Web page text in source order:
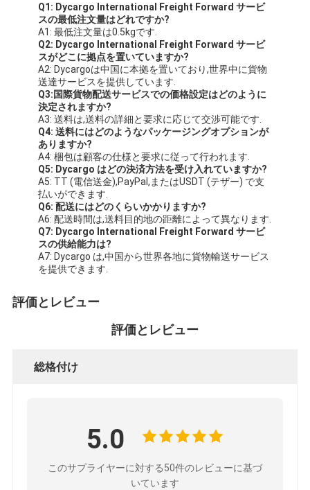
Q1: Dycargo International Freight Forward サービ
スの最低注文量はどれですか?
A1: 最低注文量は0.5kgです.
Q2: Dycargo International Freight Forward サービ
スがどこに拠点を置いていますか?
A2: Dycargoは中国に本拠を置いており,世界中に貨物
送達サービスを提供しています.
Q3:国際貨物配送サービスでの価格設定はどのように
決定されますか?
A3: 送料は,送料の詳細と要求に応じて交渉可能です.
Q4: 送料にはどのようなパッケージングオプションが
ありますか?
A4: 梱包は顧客の仕様と要求に従って行われます.
Q5: Dycargo はどの決済方法を受け入れていますか?
A5: TT (電信送金),PayPal,またはUSDT (テザー) で支
払いができます.
Q6: 配送にはどのくらいかかりますか?
A6: 配送時間は,送料目的地の距離によって異なります.
Q7: Dycargo International Freight Forward サービ
スの供給能力は?
A7: Dycargo は,中国から世界各地に貨物輸送サービス
を提供できます.
評価とレビュー
評価とレビュー
総格付け
5.0
このサプライヤーに対する50件のレビューに基づ
いています